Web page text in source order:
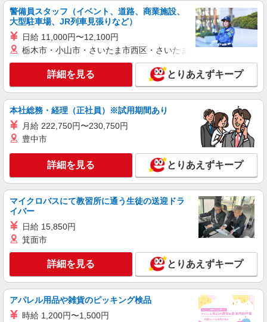
（規定あり） ゜+゜・。○。・゜+゜・。○。・゜
+゜ 入社祝い金10万円支給(規定有) お友達を紹介
頂くと, インセンティブ支給(規定有) ★月2回払
い・週払い可能（規程有）★ ゜・。○。・゜
+゜・。○。・゜+゜
静岡県浜松市中央区のauショップ
キープ 詳細を見る
紹介予定派遣
株式会社シエロ
携帯販売スタッフ【softbank】
時給1600円〜 ※別途インセンティブ、職能評
価制度あり ※残業代支給 ★交通費別途支給（規定
インセンティブ支給(規定有) ★月2回払い・週払い
可能（規程有）★ ゜・。○。・゜+゜・。○。・゜
+゜
キープ 詳細を見る
派遣社員
株式会社シエロ
人気機種に詳しくなれる携帯販売【au】
月給273200円 ※残業手当別途支給 ※研修期間
り） ゜+゜・。○。・゜+゜・。○。・゜+゜ 入社
祝い金10万円支給(規定有) お友達を紹介頂くと, イ
ンセンティブ支給(規定有) ゜・。○。・゜+゜・。
○。・゜+゜
静岡県浜松市中央区の家電量販店
キープ 詳細を見る
紹介予定派遣
警備員スタッフ（イベント、道路、商業施設、
大型駐車場、JR列車見張りなど）
日給 11,000円〜12,100円
栃木市・小山市・さいたま市西区・さいたま市岩槻区・久喜市・
詳細を見る とりあえずキープ
本社総務・経理（正社員）※試用期間あり
月給 222,750円〜230,750円
豊中市
詳細を見る とりあえずキープ
マイクロバスにて教習所に通う生徒の送迎ドラ
イバー
日給 15,850円
箕面市
詳細を見る とりあえずキープ
アパレル用品や雑貨のピッキング検品
時給 1,200円〜1,500円